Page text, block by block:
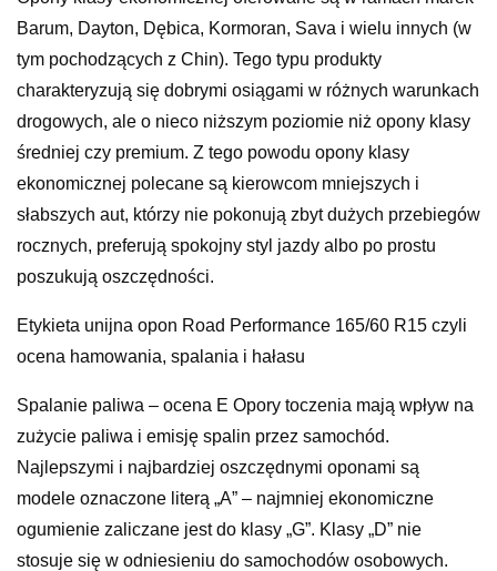
Barum, Dayton, Dębica, Kormoran, Sava i wielu innych (w
tym pochodzących z Chin). Tego typu produkty
charakteryzują się dobrymi osiągami w różnych warunkach
drogowych, ale o nieco niższym poziomie niż opony klasy
średniej czy premium. Z tego powodu opony klasy
ekonomicznej polecane są kierowcom mniejszych i
słabszych aut, którzy nie pokonują zbyt dużych przebiegów
rocznych, preferują spokojny styl jazdy albo po prostu
poszukują oszczędności.
Etykieta unijna opon Road Performance 165/60 R15 czyli
ocena hamowania, spalania i hałasu
Spalanie paliwa – ocena E Opory toczenia mają wpływ na
zużycie paliwa i emisję spalin przez samochód.
Najlepszymi i najbardziej oszczędnymi oponami są
modele oznaczone literą „A” – najmniej ekonomiczne
ogumienie zaliczane jest do klasy „G”. Klasy „D” nie
stosuje się w odniesieniu do samochodów osobowych.